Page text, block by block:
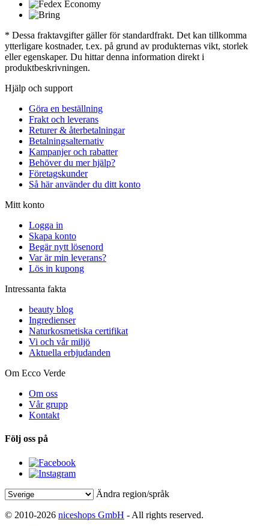
* Dessa fraktavgifter gäller för standardfrakt. Det kan tillkomma
ytterligare kostnader, t.ex. på grund av produkternas vikt, storlek
eller egenskaper. Du hittar denna information direkt i
produktbeskrivningen.
Hjälp och support
Göra en beställning
Frakt och leverans
Returer & återbetalningar
Betalningsalternativ
Kampanjer och rabatter
Behöver du mer hjälp?
Företagskunder
Så här använder du ditt konto
Mitt konto
Logga in
Skapa konto
Begär nytt lösenord
Var är min leverans?
Lös in kupong
Intressanta fakta
beauty blog
Ingredienser
Naturkosmetiska certifikat
Vi och vår miljö
Aktuella erbjudanden
Om Ecco Verde
Om oss
Vår grupp
Kontakt
Följ oss på
Ändra region/språk
© 2010-2026 niceshops GmbH - All rights reserved.